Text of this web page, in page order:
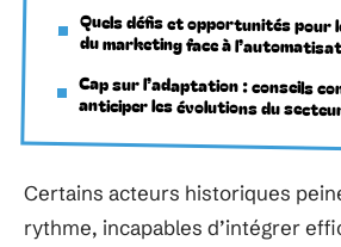
Quels défis et opportunités pour
du marketing face à
Cap sur l’adaptation : conseils
anticiper les évolutions du
Certains acteurs historiques
rythme, incapables d’intégrer